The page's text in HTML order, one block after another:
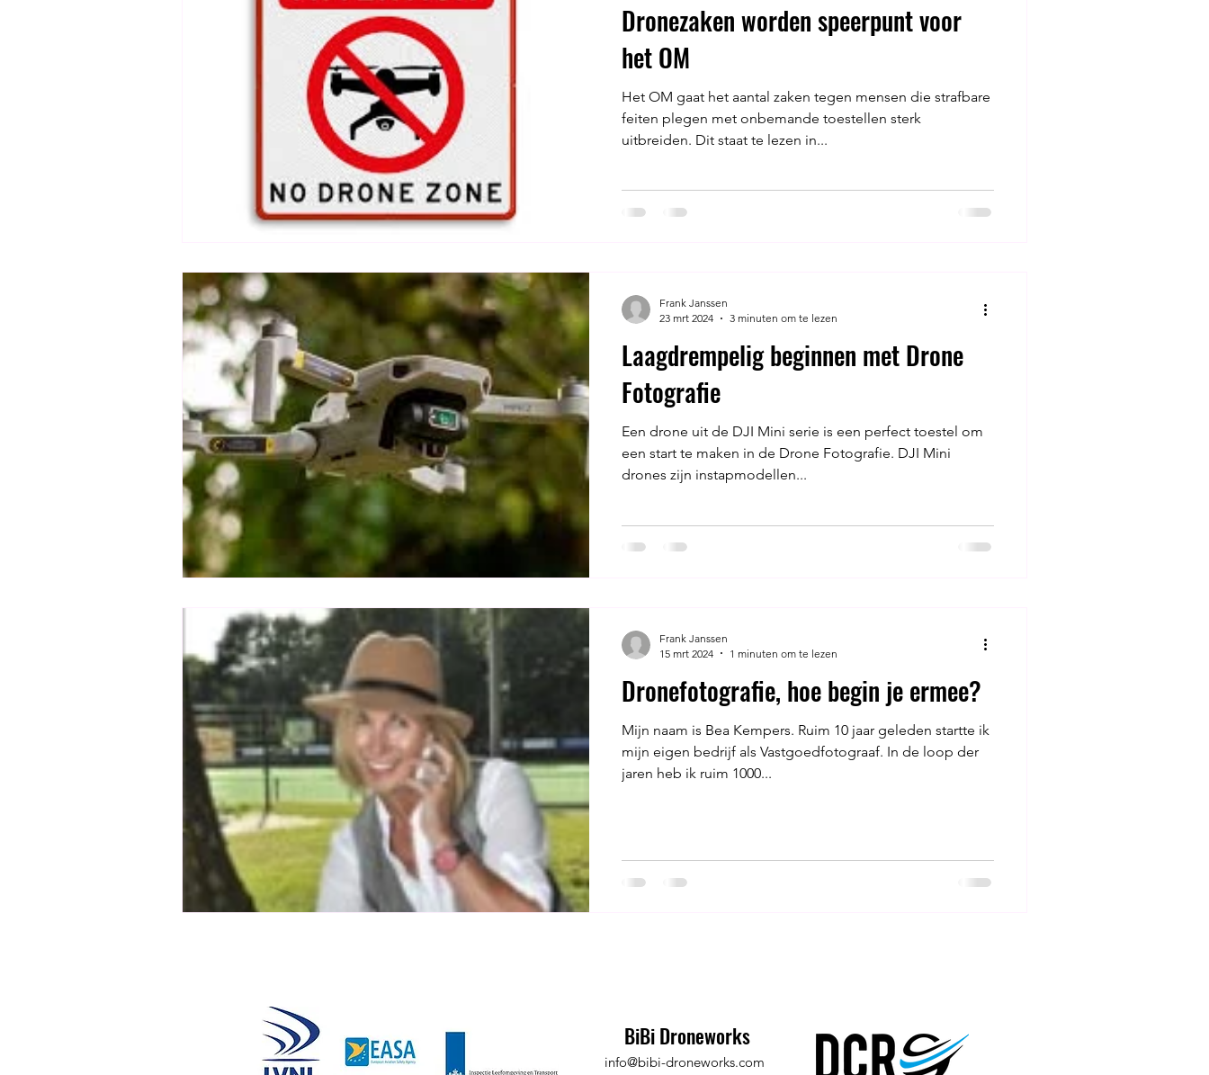
Dronezaken worden speerpunt voor
het OM
Het OM gaat het aantal zaken tegen mensen die strafbare
feiten plegen met onbemande toestellen sterk
uitbreiden. Dit staat te lezen in...
Laagdrempelig beginnen met Drone
Fotografie
Een drone uit de DJI Mini serie is een perfect toestel om
een start te maken in de Drone Fotografie. DJI Mini
drones zijn instapmodellen...
Frank Janssen
23 mrt 2024
3 minuten om te lezen
Dronefotografie, hoe begin je ermee?
Mijn naam is Bea Kempers. Ruim 10 jaar geleden startte ik
mijn eigen bedrijf als Vastgoedfotograaf. In de loop der
jaren heb ik ruim 1000...
Frank Janssen
15 mrt 2024
1 minuten om te lezen
BiBi Droneworks
info@bibi-droneworks.com